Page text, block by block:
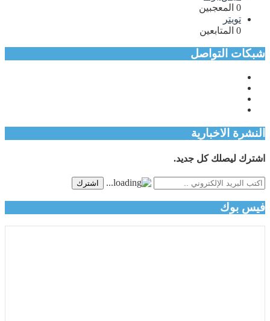
0 المعجبين
تويتر
0 المتابعين
شبكات التواصل
النشرة الاخبارية
اشترك ليصلك كل جديد.
اشترك
فيس بوك